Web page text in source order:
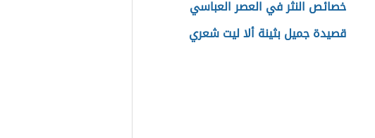
خصائص النثر في العصر العباسي
قصيدة جميل بثينة ألا ليت شعري